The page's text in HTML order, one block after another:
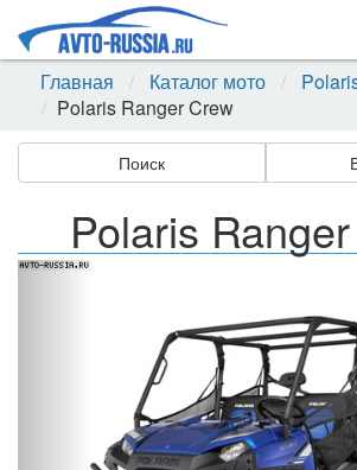
Главная
Каталог мото
Polaris Ranger Crew
Поиск
Polaris
Назад